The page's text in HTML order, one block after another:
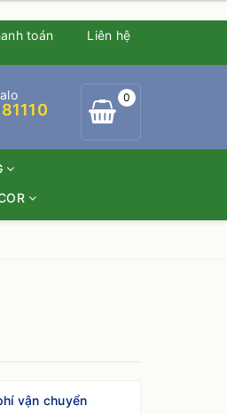
toán Liên hệ
0
vận chuyển